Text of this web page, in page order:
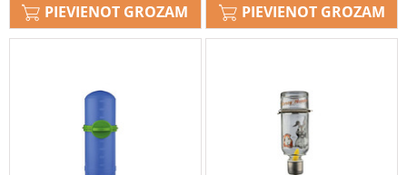
PIEVIENOT GROZAM PIEVIENOT GROZAM